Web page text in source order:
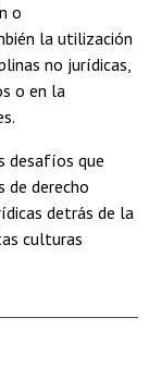
o
la utilización
no jurídicas,
o en la
desafíos que
de derecho
detrás de la
culturas